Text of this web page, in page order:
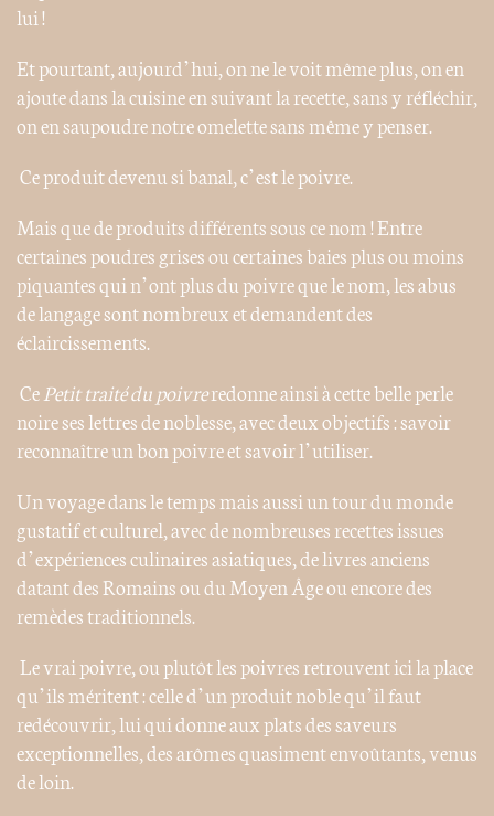
lui !
Et pourtant, aujourd’hui, on ne le voit même plus, on en
ajoute dans la cuisine en suivant la recette, sans y réfléchir,
on en saupoudre notre omelette sans même y penser.
Ce produit devenu si banal, c’est le poivre.
Mais que de produits différents sous ce nom ! Entre
certaines poudres grises ou certaines baies plus ou moins
piquantes qui n’ont plus du poivre que le nom, les abus
de langage sont nombreux et demandent des
éclaircissements.
CePetit traité du poivreredonne ainsi à cette belle perle
noire ses lettres de noblesse, avec deux objectifs : savoir
reconnaître un bon poivre et savoir l’utiliser.
Un voyage dans le temps mais aussi un tour du monde
gustatif et culturel, avec de nombreuses recettes issues
d’expériences culinaires asiatiques, de livres anciens
datant des Romains ou du Moyen Âge ou encore des
remèdes traditionnels.
Le vrai poivre, ou plutôt les poivres retrouvent ici la place
qu’ils méritent : celle d’un produit noble qu’il faut
redécouvrir, lui qui donne aux plats des saveurs
exceptionnelles, des arômes quasiment envoûtants, venus
de loin.